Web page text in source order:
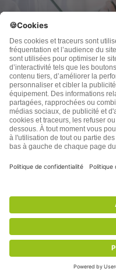
Hypertension : vérifiez
Toute la France se
Amélie P...
4 commentaires .
votes,